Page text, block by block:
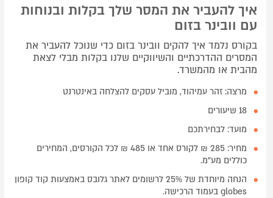
איך להעביר את המסר שלך בקלות ובנוחות
עם וובינר בזום
בקורס נלמד איך להקים וובינר בזום כדי שנוכל להעביר את
המסרים ההדרכתיים והשיווקיים שלנו בקלות מבלי לצאת
מהבית או מהמשרד.
מרצה: זהר עמיהוד, מוביל עסקים להצלחה באינטרנט
18 שיעורים
מועד: לבחירתכם
מחיר: 285 ₪ לקורס אחד או 485 ₪ לכל הקורסים, המחירים
כוללים מע"מ.
הנחה מיוחדת של 25% לרשומים לאתר גלובס באמצעות קוד קופון
globes בעמוד הרכישה.